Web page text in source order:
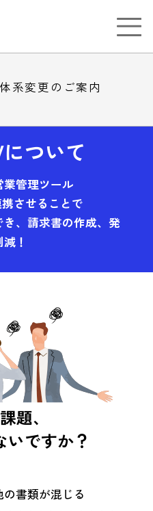
系変更のご案内
ついて
管理ツール
させることで
、請求書の作成、発
！
題、
いですか？
の書類が混じる